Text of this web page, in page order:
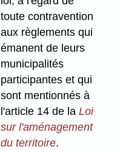
toute contravention
aux règlements qui
émanent de leurs
municipalités
participantes et qui
sont mentionnés à
l'article 14 de laLoi
sur l'aménagement
du territoire.